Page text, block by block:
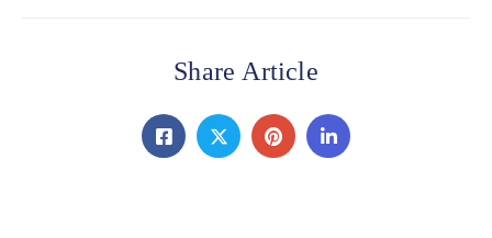
Share Article